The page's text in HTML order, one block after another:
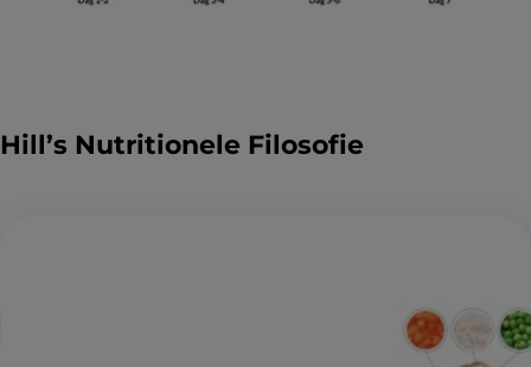
Hill’s Nutritionele Filosofie